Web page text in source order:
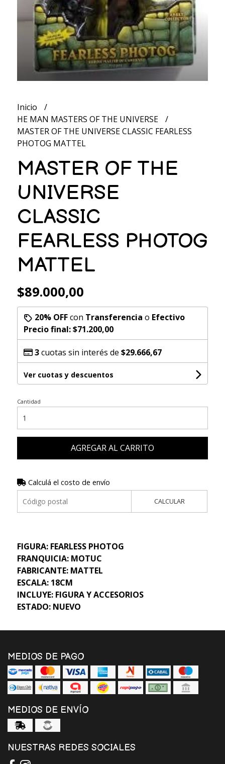
Inicio
HE MAN MASTERS OF THE UNIVERSE
MASTER OF THE UNIVERSE CLASSIC FEARLESS
PHOTOG MATTEL
MASTER OF THE
UNIVERSE
CLASSIC
FEARLESS PHOTOG
MATTEL
$89.000,00
20% OFFcon Transferencia o Efectivo
Precio final:$71.200,00
3cuotas sin interés de $29.666,67
Ver cuotas y descuentos
Cantidad
AGREGAR AL CARRITO
Calculá el costo de envío
CALCULAR
FIGURA: FEARLESS PHOTOG
FRANQUICIA: MOTUC
FABRICANTE: MATTEL
ESCALA: 18CM
INCLUYE: FIGURA Y ACCESORIOS
ESTADO: NUEVO
MEDIOS DE PAGO
MEDIOS DE ENVÍO
NUESTRAS REDES SOCIALES